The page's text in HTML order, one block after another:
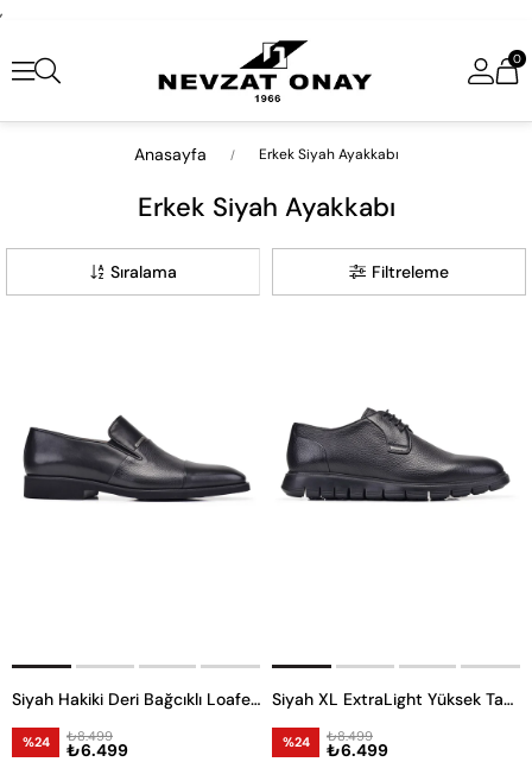
,
0
Anasayfa Erkek Siyah Ayakkabı
Erkek Siyah Ayakkabı
Filtreleme
Sıralama
Siyah Hakiki Deri Bağcıklı Loafer Erkek Günlük Ayakkabı
%24 ₺6.499
₺8.499
Siyah XL ExtraLight Yüksek Taban Ayakkabı
%24 ₺6.499
₺8.499